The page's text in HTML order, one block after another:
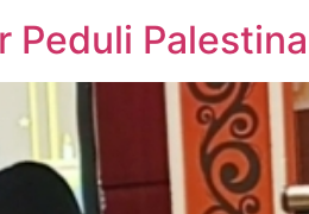
Peduli